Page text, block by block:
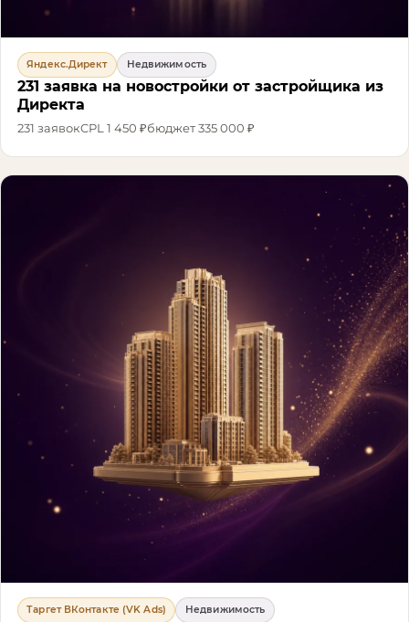
Яндекс.Директ Недвижимость
231 заявка на новостройки от застройщика из
Директа
231 заявокCPL1 450 ₽бюджет335 000 ₽
Таргет ВКонтакте (VK Ads) Недвижимость